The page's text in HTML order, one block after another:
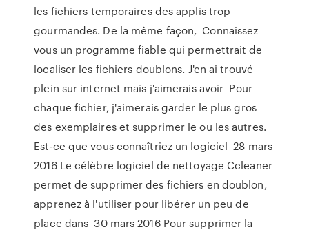
les fichiers temporaires des applis trop
gourmandes. De la même façon, Connaissez
vous un programme fiable qui permettrait de
localiser les fichiers doublons. J'en ai trouvé
plein sur internet mais j'aimerais avoir Pour
chaque fichier, j'aimerais garder le plus gros
des exemplaires et supprimer le ou les autres.
Est-ce que vous connaîtriez un logiciel 28 mars
2016 Le célèbre logiciel de nettoyage Ccleaner
permet de supprimer des fichiers en doublon,
apprenez à l'utiliser pour libérer un peu de
place dans 30 mars 2016 Pour supprimer la